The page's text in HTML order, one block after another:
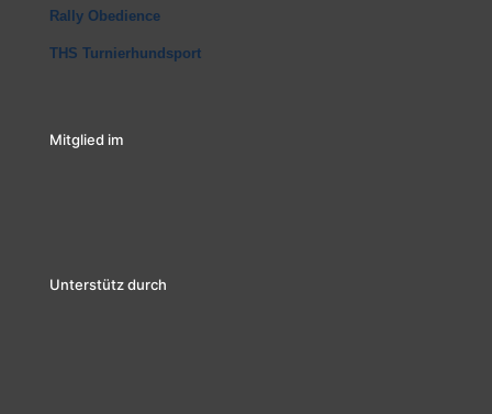
Rally Obedience
THS Turnierhundsport
Mitglied im
Unterstütz durch